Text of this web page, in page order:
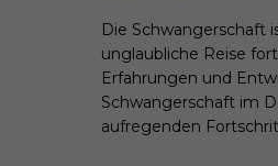
Die Schwangerschaft
unglaubliche Reise
Erfahrungen und
Schwangerschaft im
aufregenden